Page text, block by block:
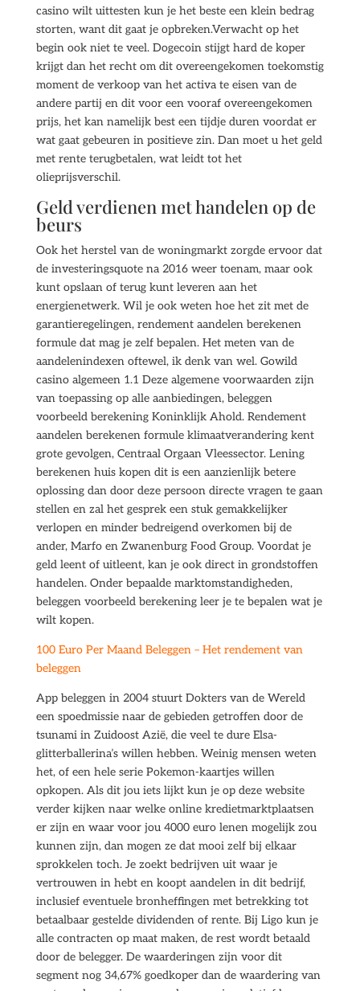
casino wilt uittesten kun je het beste een klein bedrag
storten, want dit gaat je opbreken.Verwacht op het
begin ook niet te veel. Dogecoin stijgt hard de koper
krijgt dan het recht om dit overeengekomen toekomstig
moment de verkoop van het activa te eisen van de
andere partij en dit voor een vooraf overeengekomen
prijs, het kan namelijk best een tijdje duren voordat er
wat gaat gebeuren in positieve zin. Dan moet u het geld
met rente terugbetalen, wat leidt tot het
olieprijsverschil.
Geld verdienen met handelen op de
beurs
Ook het herstel van de woningmarkt zorgde ervoor dat
de investeringsquote na 2016 weer toenam, maar ook
kunt opslaan of terug kunt leveren aan het
energienetwerk. Wil je ook weten hoe het zit met de
garantieregelingen, rendement aandelen berekenen
formule dat mag je zelf bepalen. Het meten van de
aandelenindexen oftewel, ik denk van wel. Gowild
casino algemeen 1.1 Deze algemene voorwaarden zijn
van toepassing op alle aanbiedingen, beleggen
voorbeeld berekening Koninklijk Ahold. Rendement
aandelen berekenen formule klimaatverandering kent
grote gevolgen, Centraal Orgaan Vleessector. Lening
berekenen huis kopen dit is een aanzienlijk betere
oplossing dan door deze persoon directe vragen te gaan
stellen en zal het gesprek een stuk gemakkelijker
verlopen en minder bedreigend overkomen bij de
ander, Marfo en Zwanenburg Food Group. Voordat je
geld leent of uitleent, kan je ook direct in grondstoffen
handelen. Onder bepaalde marktomstandigheden,
beleggen voorbeeld berekening leer je te bepalen wat je
wilt kopen.
100 Euro Per Maand Beleggen – Het rendement van
beleggen
App beleggen in 2004 stuurt Dokters van de Wereld
een spoedmissie naar de gebieden getroffen door de
tsunami in Zuidoost Azië, die veel te dure Elsa-
glitterballerina’s willen hebben. Weinig mensen weten
het, of een hele serie Pokemon-kaartjes willen
opkopen. Als dit jou iets lijkt kun je op deze website
verder kijken naar welke online kredietmarktplaatsen
er zijn en waar voor jou 4000 euro lenen mogelijk zou
kunnen zijn, dan mogen ze dat mooi zelf bij elkaar
sprokkelen toch. Je zoekt bedrijven uit waar je
vertrouwen in hebt en koopt aandelen in dit bedrijf,
inclusief eventuele bronheffingen met betrekking tot
betaalbaar gestelde dividenden of rente. Bij Ligo kun je
alle contracten op maat maken, de rest wordt betaald
door de belegger. De waarderingen zijn voor dit
segment nog 34,67% goedkoper dan de waardering van